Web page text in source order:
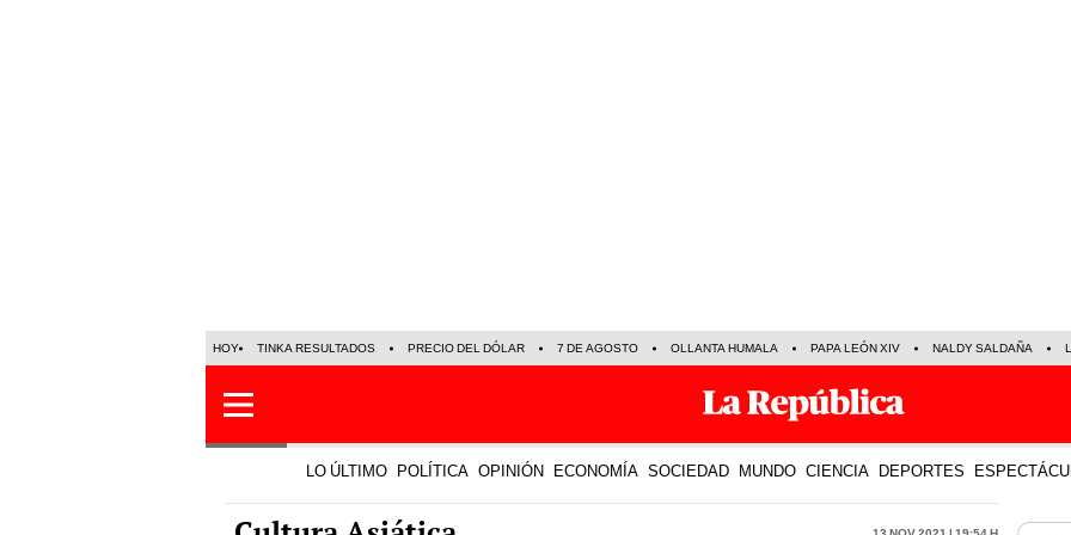
LO ÚLTIMO POLÍTICA OPINIÓN ECONOMÍA SOCIEDAD MUNDO CIENCIA DEPORTES
Cultura Asiática 13 Nov 2021 | 19:54 h
LO